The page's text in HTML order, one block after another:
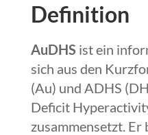
Definition
AuDHS ist ein
sich aus den
(Au) und ADHS
Deficit
zusammensetzt. Er